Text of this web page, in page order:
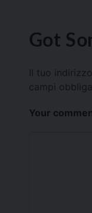
Got
Il tuo
campi
Your